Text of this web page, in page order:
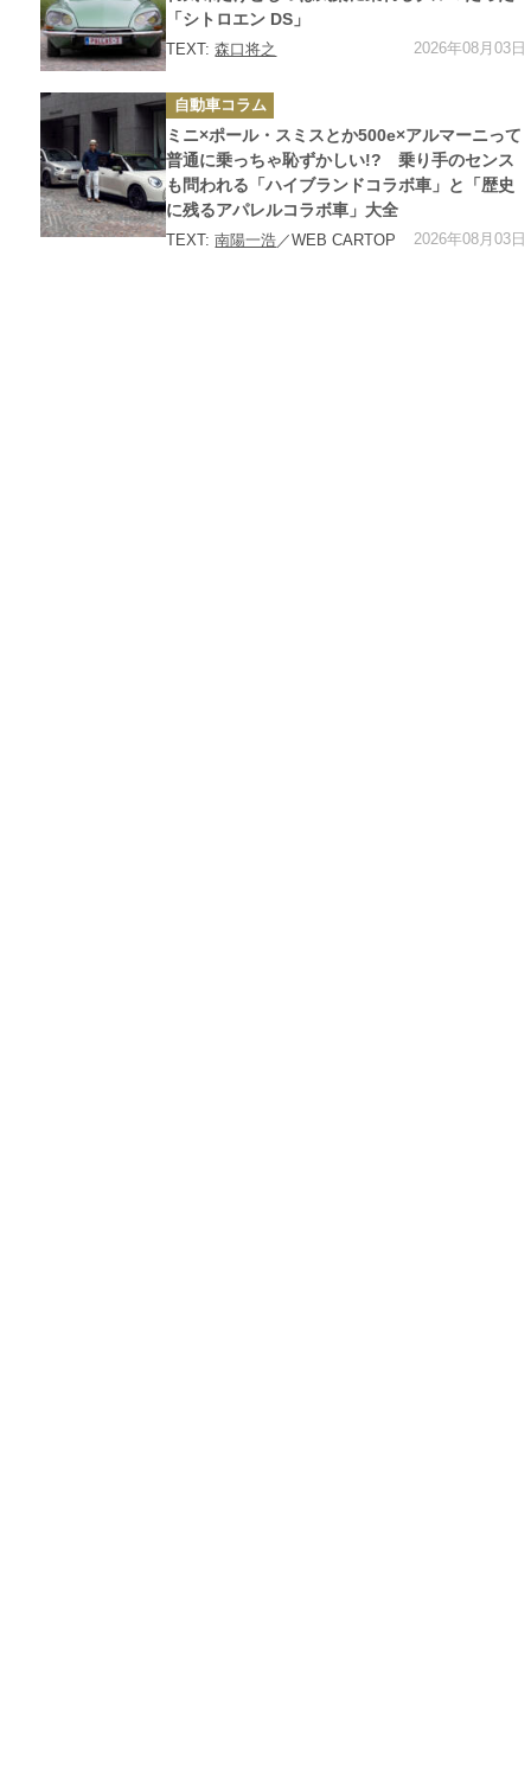
「シトロエン DS」
TEXT:森口将之 2026年08月03日
カ
テ
ゴ
リ
ー
自動車コラム
ミニ×ポール・スミスとか500e×アルマーニって
普通に乗っちゃ恥ずかしい!? 乗り手のセンス
も問われる「ハイブランドコラボ車」と「歴史
に残るアパレルコラボ車」大全
TEXT:南陽一浩 ／WEB CARTOP 2026年08月03日